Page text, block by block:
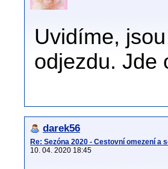
Uvidíme,
odjezdu. Jde
darek56
Re: Sezóna 2020 - Cestovní omezení a
10. 04. 2020 18:45